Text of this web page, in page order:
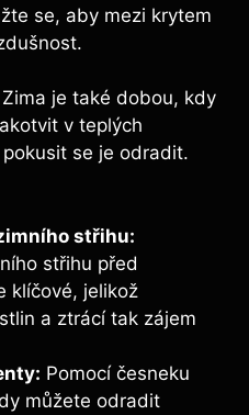
se, aby mezi krytem
Zima je také dobou, kdy
v teplých
se je odradit.
střihu:
střihu před
klíčové, jelikož
a ztrácí tak zájem
Pomocí česneku
můžete odradit